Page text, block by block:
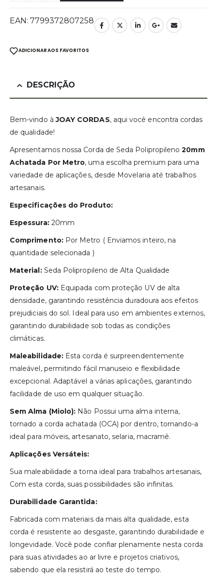
EAN: 7799372807258
ADICIONAR AOS FAVORITOS
DESCRIÇÃO
Bem-vindo àJOAY CORDAS, aqui você encontra cordas
de qualidade!
Apresentamos nossa Corda de Seda Polipropileno20mm
Achatada Por Metro, uma escolha premium para uma
variedade de aplicações, desde Movelaria até trabalhos
artesanais.
Especificações do Produto:
Espessura:20mm
Comprimento:Por Metro ( Enviamos inteiro, na
quantidade selecionada )
Material:Seda Polipropileno de Alta Qualidade
Proteção UV:Equipada com proteção UV de alta
densidade, garantindo resistência duradoura aos efeitos
prejudiciais do sol. Ideal para uso em ambientes externos,
garantindo durabilidade sob todas as condições
climáticas.
Maleabilidade:Esta corda é surpreendentemente
maleável, permitindo fácil manuseio e flexibilidade
excepcional. Adaptável a várias aplicações, garantindo
facilidade de uso em qualquer situação.
Sem Alma (Miolo): Não Possui uma alma interna,
tornado a corda achatada (OCA) por dentro, tornando-a
ideal para móveis, artesanato, selaria, macramê.
Aplicações Versáteis:
Sua maleabilidade a torna ideal para trabalhos artesanais,
Com esta corda, suas possibilidades são infinitas.
Durabilidade Garantida:
Fabricada com materiais da mais alta qualidade, esta
corda é resistente ao desgaste, garantindo durabilidade e
longevidade. Você pode confiar plenamente nesta corda
para suas atividades ao ar livre e projetos criativos,
sabendo que ela resistirá ao teste do tempo.